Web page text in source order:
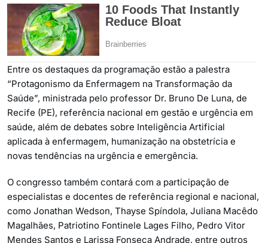
Entre os destaques da programação estão a palestra
“Protagonismo da Enfermagem na Transformação da
Saúde”, ministrada pelo professor Dr. Bruno De Luna, de
Recife (PE), referência nacional em gestão e urgência em
saúde, além de debates sobre Inteligência Artificial
aplicada à enfermagem, humanização na obstetrícia e
novas tendências na urgência e emergência.
O congresso também contará com a participação de
especialistas e docentes de referência regional e nacional,
como Jonathan Wedson, Thayse Spíndola, Juliana Macêdo
Magalhães, Patriotino Fontinele Lages Filho, Pedro Vitor
Mendes Santos e Larissa Fonseca Andrade, entre outros